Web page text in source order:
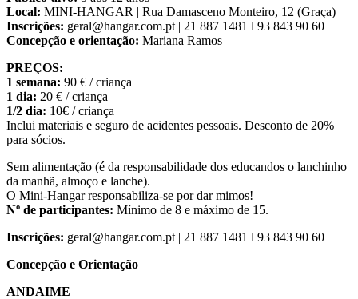
Local: MINI-HANGAR | Rua Damasceno Monteiro, 12 (Graça)
Inscrições: geral@hangar.com.pt | 21 887 1481 l 93 843 90 60
Concepção e orientação: Mariana Ramos
PREÇOS:
1 semana: 90 € / criança
1 dia: 20 € / criança
1/2 dia: 10€ / criança
Inclui materiais e seguro de acidentes pessoais. Desconto de 20%
para sócios.
Sem alimentação (é da responsabilidade dos educandos o lanchinho
da manhã, almoço e lanche).
O Mini-Hangar responsabiliza-se por dar mimos!
Nº de participantes: Mínimo de 8 e máximo de 15.
Inscrições: geral@hangar.com.pt | 21 887 1481 l 93 843 90 60
Concepção e Orientação
ANDAIME